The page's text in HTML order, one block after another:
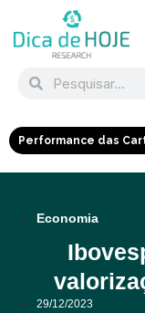
Performance das
Economia
29/12/2023